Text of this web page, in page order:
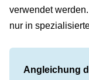
verwendet
nur in
Angleichung